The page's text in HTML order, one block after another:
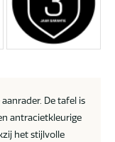
De tafel is
antracietkleurige
het stijlvolle